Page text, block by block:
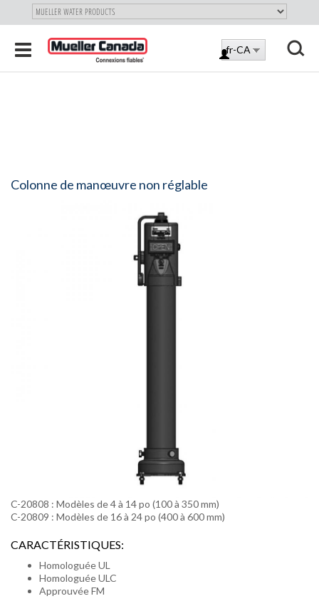
SKIP
TOToggle
navigation
fr-CA
LOG
IN
Colonne de manœuvre non réglable
C-20808 : Modèles de 4 à 14 po (100 à 350 mm)
C-20809 : Modèles de 16 à 24 po (400 à 600 mm)
CARACTÉRISTIQUES:
Homologuée UL
Homologuée ULC
Approuvée FM